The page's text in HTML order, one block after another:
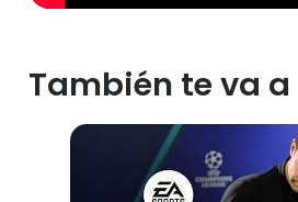
También te va